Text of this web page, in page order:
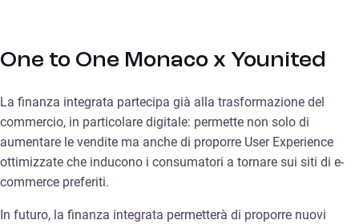
One to One Monaco x Younited
La finanza integrata partecipa già alla trasformazione del
commercio, in particolare digitale: permette non solo di
aumentare le vendite ma anche di proporre User Experience
ottimizzate che inducono i consumatori a tornare sui siti di e-
commerce preferiti.
In futuro, la finanza integrata permetterà di proporre nuovi